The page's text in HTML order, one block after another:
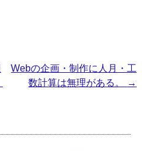
Webの企画・制作に人月・工
数計算は無理がある。
→